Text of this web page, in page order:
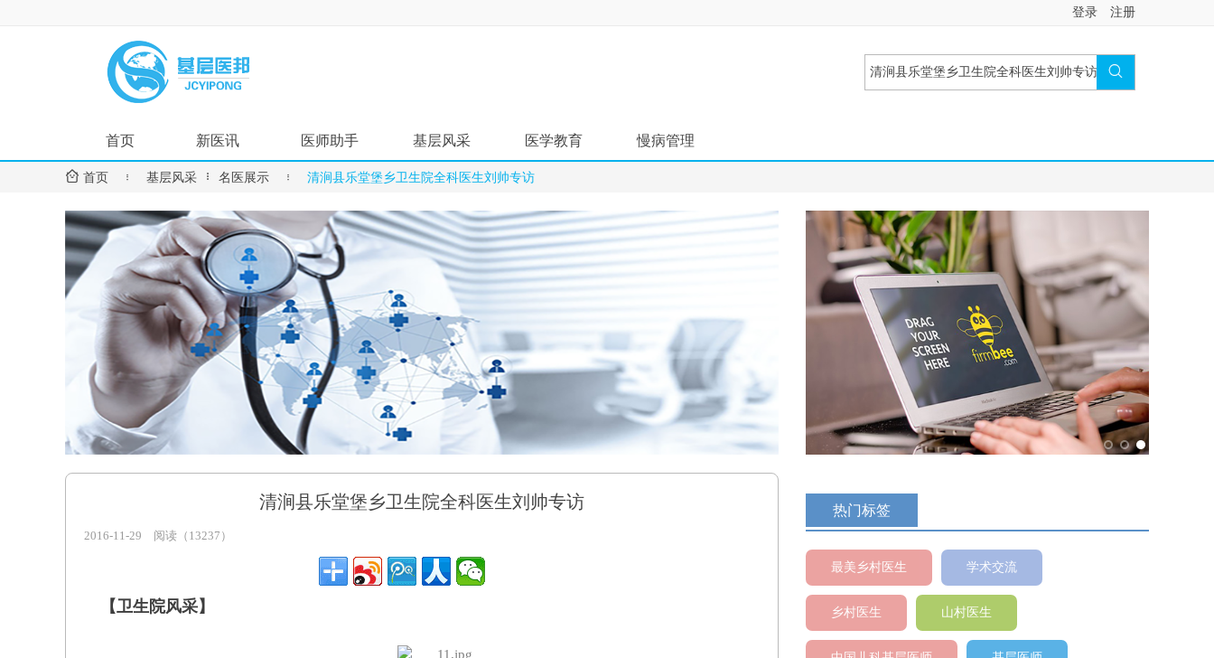
登录 注册

首页 新医讯
国家政策
地方动态
医师助手
用药指导
诊疗指南
医疗技术
基层风采
名医风采
名院展示
药房明星
医学教育
资料学习
培训课程
学术沙龙
进修学习
慢病管理
服务流程
 首页  基层风采  名医展示  清涧县乐堂堡乡卫生院全科医生刘帅专访
清涧县乐堂堡乡卫生院全科医生刘帅专访
2016-11-29 阅读（13237）
【卫生院风采】
热门标签
最美乡村医生 学术交流
乡村医生 山村医生